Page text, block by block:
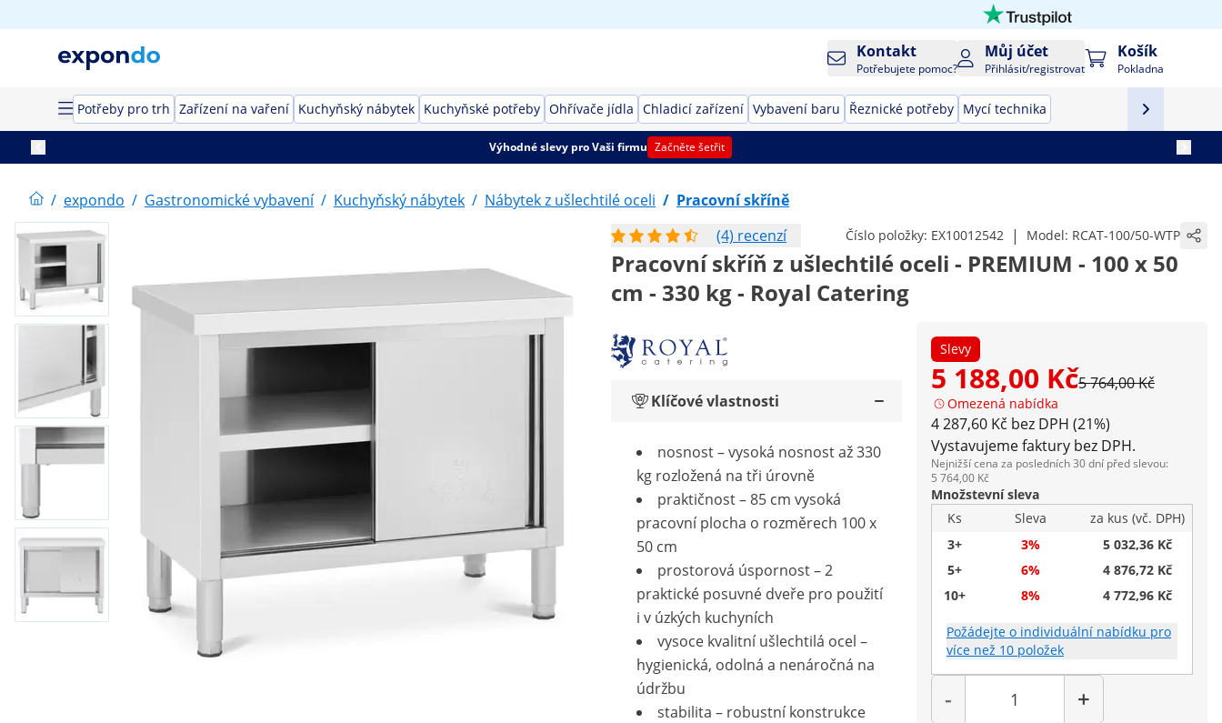
Kontakt
Potřebujete pomoc?
Můj účet
Přihlásit/registrovat
Košík
Pokladna
Potřeby pro trh Zařízení na vaření Kuchyňský nábytek Kuchyňské potřeby Ohřívače jídla Chladicí zařízení Vybavení baru Řeznické potřeby Mycí technika
Výhodné slevy pro Vaši firmu Začněte šetřit
/ expondo / Gastronomické vybavení / Kuchyňský nábytek / Nábytek z ušlechtilé oceli / Pracovní skříně
(4) recenzí
Číslo položky: EX10012542 | Model: RCAT-100/50-WTP
Pracovní skříň z ušlechtilé oceli - PREMIUM - 100 x 50
cm - 330 kg - Royal Catering
Slevy
5 188,00 Kč5 764,00 Kč
Omezená nabídka
4 287,60 Kč bez DPH (21%)
Vystavujeme faktury bez DPH.
Nejnižší cena za posledních 30 dní před slevou:
5 764,00 Kč
Množstevní sleva
Ks
Sleva
za kus (vč. DPH)
3+
3%
5 032,36 Kč
5+
6%
4 876,72 Kč
10+
8% 4 772,96 Kč
Požádejte o individuální nabídku pro
více než 10 položek
-
Počet
+
Klíčové vlastnosti
nosnost – vysoká nosnost až 330
kg rozložená na tři úrovně
praktičnost – 85 cm vysoká
pracovní plocha o rozměrech 100 x
50 cm
prostorová úspornost – 2
praktické posuvné dveře pro použití
i v úzkých kuchyních
vysoce kvalitní ušlechtilá ocel –
hygienická, odolná a nenáročná na
údržbu
stabilita – robustní konstrukce